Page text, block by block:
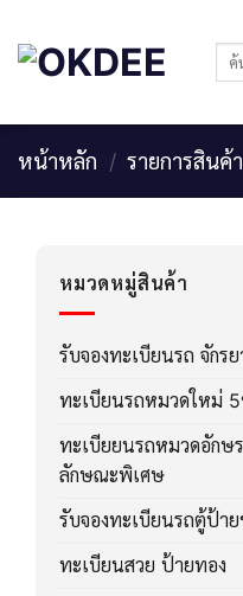
content
ค้นห
หน้าหลัก / รายการสินค้า
หมวดหมู่สินค้า
รับจองทะเบียนรถ จักร
ทะเบียนรถหมวดใหม่
ทะเบียยนรถหมวดอักษ
ลักษณะพิเศษ
รับจองทะเบียนรถตู้ป้า
ทะเบียนสวย ป้ายทอง